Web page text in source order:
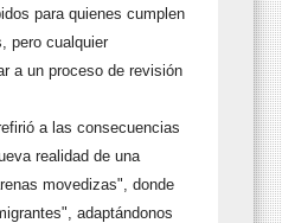
para quienes cumplen
pero cualquier
a un proceso de revisión
a las consecuencias
realidad de una
movedizas", donde
adaptándonos